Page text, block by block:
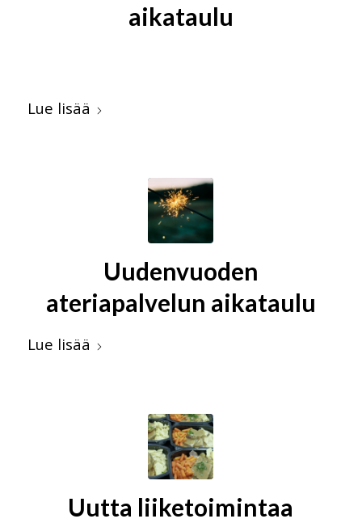
aikataulu
Lue lisää
Uudenvuoden
ateriapalvelun aikataulu
Lue lisää
Uutta liiketoimintaa